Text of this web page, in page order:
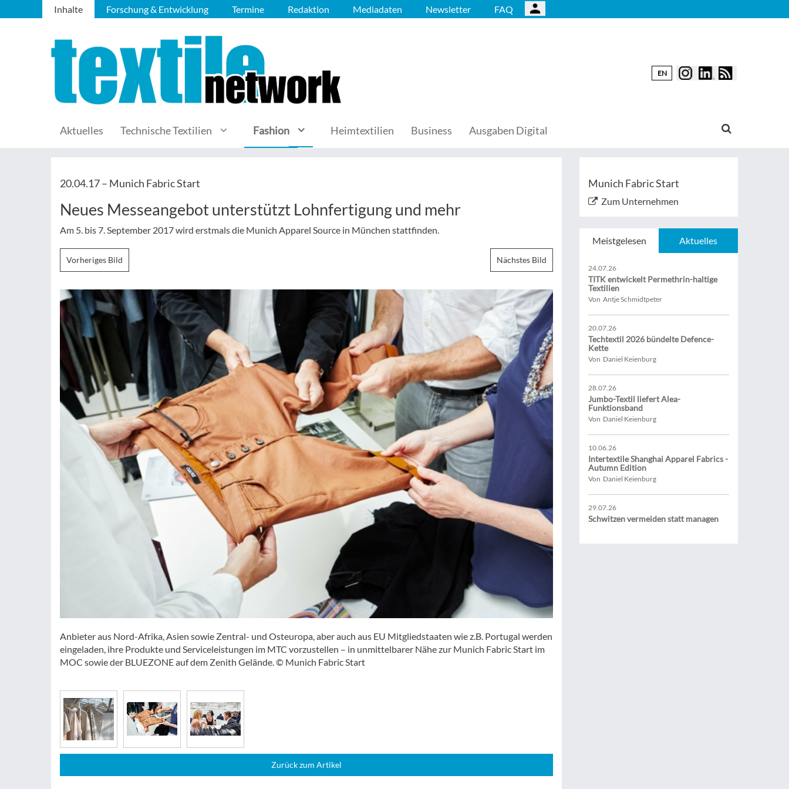
Inhalte Forschung & Entwicklung Termine Redaktion Mediadaten Newsletter FAQ
EN
Aktuelles Technische Textilien Fashion Heimtextilien Business Ausgaben Digital
20.04.17 – Munich Fabric Start
Neues Messeangebot unterstützt Lohnfertigung und mehr
Am 5. bis 7. September 2017 wird erstmals die Munich Apparel Source in München stattfinden.
Vorheriges Bild Nächstes Bild
Anbieter aus Nord-Afrika, Asien sowie Zentral- und Osteuropa, aber auch aus EU Mitgliedstaaten wie z.B. Portugal werden
eingeladen, ihre Produkte und Serviceleistungen im MTC vorzustellen – in unmittelbarer Nähe zur Munich Fabric Start im
MOC sowie der BLUEZONE auf dem Zenith Gelände. © Munich Fabric Start
Zurück zum Artikel
Munich Fabric Start
Zum Unternehmen
Meistgelesen Aktuelles
24.07.26
TITK entwickelt Permethrin-haltige
Textilien
Von Antje Schmidtpeter
20.07.26
Techtextil 2026 bündelte Defence-
Kette
Von Daniel Keienburg
28.07.26
Jumbo-Textil liefert Alea-
Funktionsband
Von Daniel Keienburg
10.06.26
Intertextile Shanghai Apparel Fabrics -
Autumn Edition
Von Daniel Keienburg
29.07.26
Schwitzen vermeiden statt managen